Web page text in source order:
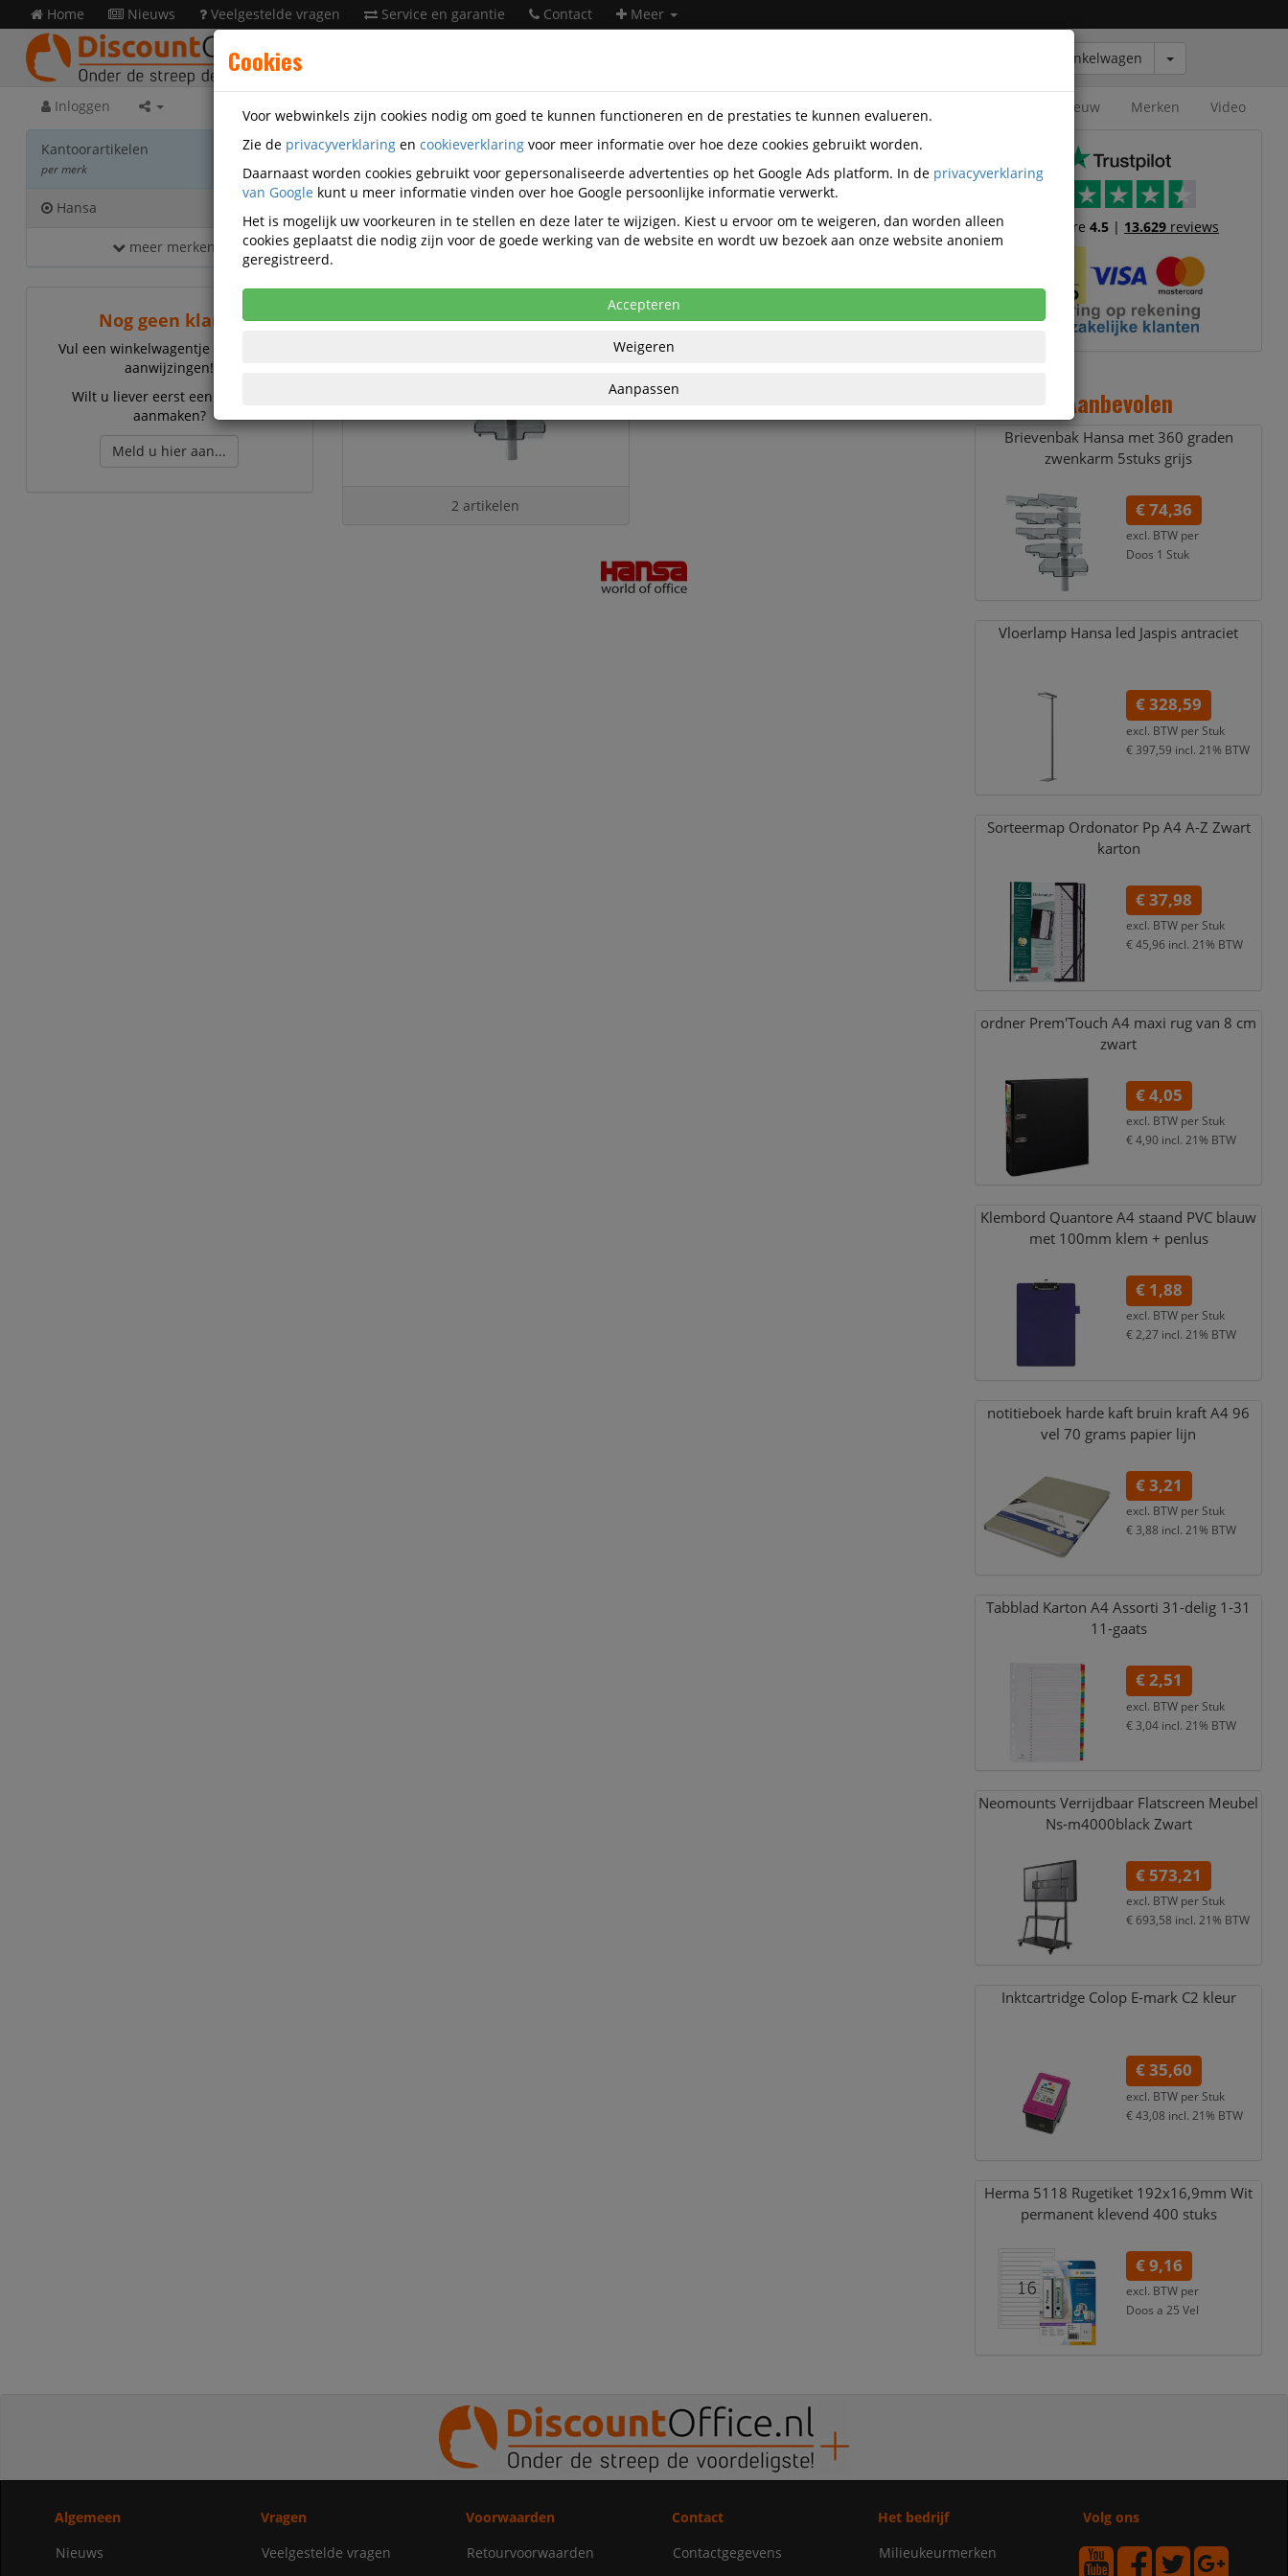
Winkelwagen
Home Nieuws Veelgestelde vragen Service en garantie Contact Meer
Inloggen Nieuw Merken Video
Kantoorartikelen
per merk
Hansa
meer merken...
Nog geen klant?
Vul een winkelwagentje en volg de
aanwijzingen!
Wilt u liever eerst een account
aanmaken?
Meld u hier aan...
Kantoorartikelen Hansa
Hansa kantoorartikelen
2 artikelen
Trustscore4.5 | 13.629 reviews
Aanbevolen
Brievenbak Hansa met 360 graden
zwenkarm 5stuks grijs
€ 74,36
excl. BTW per
Doos 1 Stuk
Vloerlamp Hansa led Jaspis antraciet
€ 328,59
excl. BTW per Stuk
€ 397,59 incl. 21% BTW
Sorteermap Ordonator Pp A4 A-Z Zwart
karton
€ 37,98
excl. BTW per Stuk
€ 45,96 incl. 21% BTW
ordner Prem'Touch A4 maxi rug van 8 cm
zwart
€ 4,05
excl. BTW per Stuk
€ 4,90 incl. 21% BTW
Klembord Quantore A4 staand PVC blauw
met 100mm klem + penlus
€ 1,88
excl. BTW per Stuk
€ 2,27 incl. 21% BTW
notitieboek harde kaft bruin kraft A4 96
vel 70 grams papier lijn
€ 3,21
excl. BTW per Stuk
€ 3,88 incl. 21% BTW
Tabblad Karton A4 Assorti 31-delig 1-31
11-gaats
€ 2,51
excl. BTW per Stuk
€ 3,04 incl. 21% BTW
Neomounts Verrijdbaar Flatscreen Meubel
Ns-m4000black Zwart
€ 573,21
excl. BTW per Stuk
€ 693,58 incl. 21% BTW
Inktcartridge Colop E-mark C2 kleur
€ 35,60
excl. BTW per Stuk
€ 43,08 incl. 21% BTW
Herma 5118 Rugetiket 192x16,9mm Wit
permanent klevend 400 stuks
€ 9,16
excl. BTW per
Doos a 25 Vel
Algemeen
Nieuws
Vragen
Veelgestelde vragen
Voorwaarden
Retourvoorwaarden
Contact
Contactgegevens
Het bedrijf
Milieukeurmerken
Volg ons
Cookies
Voor webwinkels zijn cookies nodig om goed te kunnen functioneren en de prestaties te kunnen evalueren.
Zie de privacyverklaring en cookieverklaring voor meer informatie over hoe deze cookies gebruikt worden.
Daarnaast worden cookies gebruikt voor gepersonaliseerde advertenties op het Google Ads platform. In de privacyverklaring
van Google kunt u meer informatie vinden over hoe Google persoonlijke informatie verwerkt.
Het is mogelijk uw voorkeuren in te stellen en deze later te wijzigen. Kiest u ervoor om te weigeren, dan worden alleen
cookies geplaatst die nodig zijn voor de goede werking van de website en wordt uw bezoek aan onze website anoniem
geregistreerd.
Accepteren
Weigeren
Aanpassen